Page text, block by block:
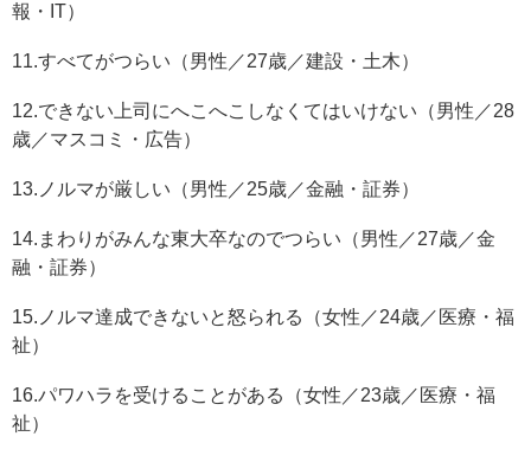
報・IT）
11.すべてがつらい（男性／27歳／建設・土木）
12.できない上司にへこへこしなくてはいけない（男性／28
歳／マスコミ・広告）
13.ノルマが厳しい（男性／25歳／金融・証券）
14.まわりがみんな東大卒なのでつらい（男性／27歳／金
融・証券）
15.ノルマ達成できないと怒られる（女性／24歳／医療・福
祉）
16.パワハラを受けることがある（女性／23歳／医療・福
祉）